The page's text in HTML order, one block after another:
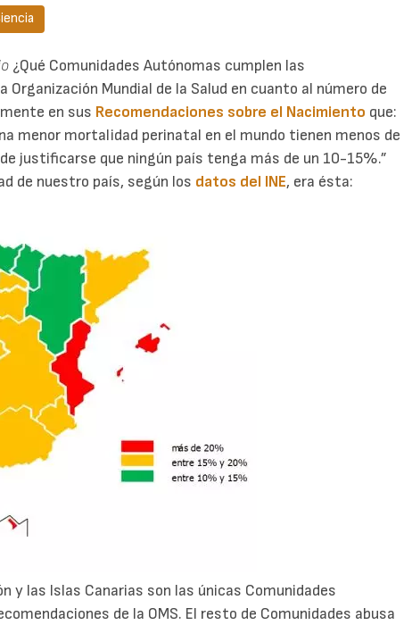
¿Qué Comunidades Autónomas cumplen las
Organización Mundial de la Salud en cuanto al número de
en sus Recomendaciones sobre el Nacimiento que:
menor mortalidad perinatal en el mundo tienen menos de
justificarse que ningún país tenga más de un 10-15%.”
de nuestro país, según los datos del INE, era ésta:
y las Islas Canarias son las únicas Comunidades
de la OMS. El resto de Comunidades abusa